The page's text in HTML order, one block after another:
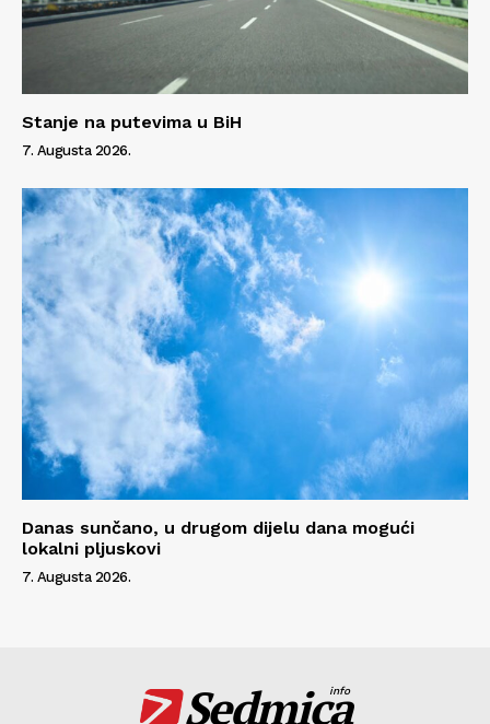
Stanje na putevima u BiH
7. Augusta 2026.
Danas sunčano, u drugom dijelu dana mogući
lokalni pljuskovi
7. Augusta 2026.
Sedmica
info